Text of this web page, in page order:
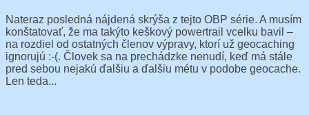
Nateraz posledná nájdená skrýša z tejto OBP série. A musím
konštatovať, že ma takýto keškový powertrail vcelku bavil –
na rozdiel od ostatných členov výpravy, ktorí už geocaching
ignorujú :-(. Človek sa na prechádzke nenudí, keď má stále
pred sebou nejakú ďalšiu a ďalšiu métu v podobe geocache.
Len teda...